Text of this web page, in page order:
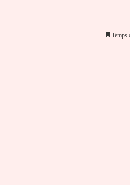
Temps